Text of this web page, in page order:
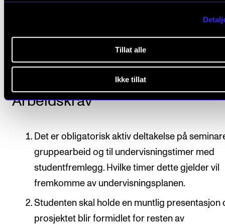
Tillat alle
Ikke tillat
foreligge ved studieårets start.
Arbeidskrav
Det er obligatorisk aktiv deltakelse på
gruppearbeid og til undervisningstimer med
studentfremlegg. Hvilke timer dette gjelder vil
fremkomme av undervisningsplanen.
Studenten skal holde en muntlig presentasjon
prosjektet blir formidlet for resten av